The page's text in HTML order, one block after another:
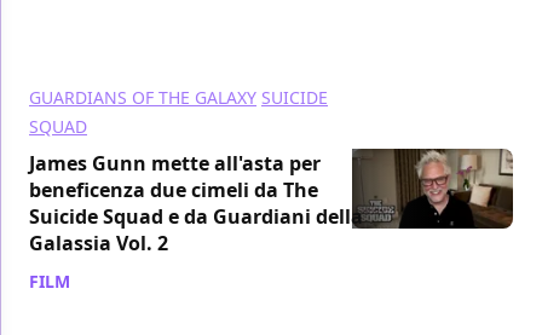
GUARDIANS OF THE GALAXY SUICIDE
SQUAD
James Gunn mette all'asta per
beneficenza due cimeli da The
Suicide Squad e da Guardiani della
Galassia Vol. 2
FILM